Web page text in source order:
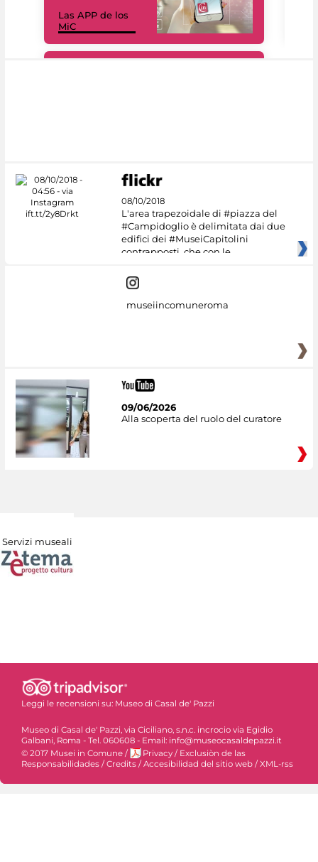
Las APP de los
MiC
08/10/2018
L'area trapezoidale di #piazza del
#Campidoglio è delimitata dai due
edifici dei #MuseiCapitolini
contrapposti, che con le
museiincomuneroma
09/06/2026
Alla scoperta del ruolo del curatore
Servizi museali
Leggi le recensioni su: Museo di Casal de' Pazzi
Museo di Casal de' Pazzi, via Ciciliano, s.n.c. incrocio via Egidio
Galbani, Roma - Tel. 060608 - Email: info@museocasaldepazzi.it
© 2017 Musei in Comune / Privacy / Exclusiòn de las
Responsabilidades / Credits / Accesibilidad del sitio web / XML-rss